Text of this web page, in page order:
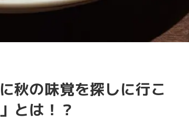
秋の味覚を探しに行こ
とは！？